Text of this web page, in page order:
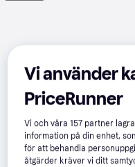
Vi använder
PriceRunner
Vi och våra157 partner
information på din enhet,
för att behandla
åtgärder kräver vi ditt